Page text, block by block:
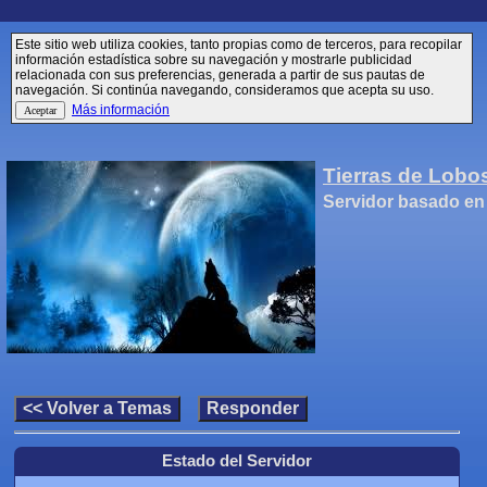
Este sitio web utiliza cookies, tanto propias como de terceros, para recopilar
información estadística sobre su navegación y mostrarle publicidad
relacionada con sus preferencias, generada a partir de sus pautas de
navegación. Si continúa navegando, consideramos que acepta su uso.
Más información
Tierras de
Servidor basado
Estado del Servidor